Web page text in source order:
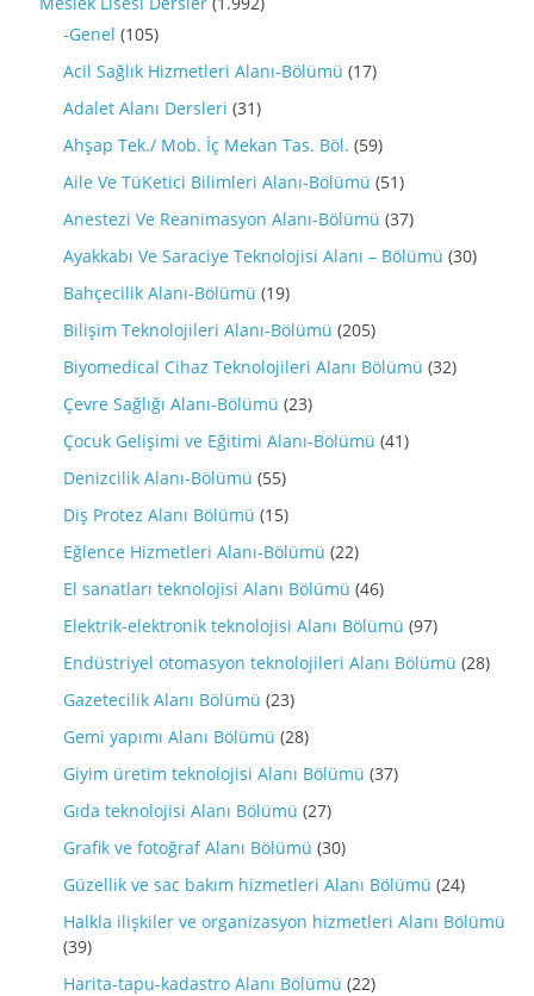
-Genel (105)
Acil Sağlık Hizmetleri Alanı-Bölümü (17)
Adalet Alanı Dersleri (31)
Ahşap Tek./ Mob. İç Mekan Tas. Böl. (59)
Aile Ve TüKetici Bilimleri Alanı-Bölümü (51)
Anestezi Ve Reanimasyon Alanı-Bölümü (37)
Ayakkabı Ve Saraciye Teknolojisi Alanı – Bölümü (30)
Bahçecilik Alanı-Bölümü (19)
Bilişim Teknolojileri Alanı-Bölümü (205)
Biyomedical Cihaz Teknolojileri Alanı Bölümü (32)
Çevre Sağlığı Alanı-Bölümü (23)
Çocuk Gelişimi ve Eğitimi Alanı-Bölümü (41)
Denizcilik Alanı-Bölümü (55)
Diş Protez Alanı Bölümü (15)
Eğlence Hizmetleri Alanı-Bölümü (22)
El sanatları teknolojisi Alanı Bölümü (46)
Elektrik-elektronik teknolojisi Alanı Bölümü (97)
Endüstriyel otomasyon teknolojileri Alanı Bölümü (28)
Gazetecilik Alanı Bölümü (23)
Gemi yapımı Alanı Bölümü (28)
Giyim üretim teknolojisi Alanı Bölümü (37)
Gıda teknolojisi Alanı Bölümü (27)
Grafik ve fotoğraf Alanı Bölümü (30)
Güzellik ve sac bakım hizmetleri Alanı Bölümü (24)
Halkla ilişkiler ve organizasyon hizmetleri Alanı Bölümü
(39)
Harita-tapu-kadastro Alanı Bölümü (22)